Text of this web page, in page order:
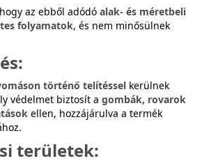
az ebből adódó alak- és méretbeli
folyamatok, és nem minősülnek
történő telítéssel kerülnek
védelmet biztosít a gombák, rovarok
ellen, hozzájárulva a termék
területek: